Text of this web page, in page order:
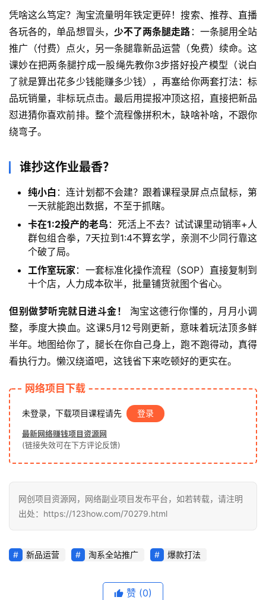
网
创
快
讯
赚
目
泡
网
福
凭啥这么笃定？淘宝流量明年铁定更碎！搜索、推荐、直播
各玩各的，单品想冒头， 少不了两条腿走路 ：一条腿用全站
推广（付费）点火，另一条腿靠新品运营（免费）续命。这
课妙在把两条腿拧成一股绳先教你3步搭好投产模型（说白
了就是算出花多少钱能赚多少钱），再塞给你两套打法：标
品玩销量，非标玩点击。最后用提报冲顶这招，直接把新品
怼进猜你喜欢前排。整个流程像拼积木，缺啥补啥，不跟你
绕弯子。
谁抄这作业最香？
纯小白 ：连计划都不会建？跟着课程录屏点点鼠标，第
一天就能跑出数据，不至于抓瞎。
卡在1:2投产的老鸟 ：死活上不去？试试课里动销率+人
群包组合拳，7天拉到1:4不算玄学，亲测不少同行靠这
个破了局。
工作室玩家：一套标准化操作流程（SOP）直接复制到
十个店，人力成本砍半，批量铺货就图个省心。
但别做梦听完就日进斗金！
淘宝这德行你懂的，月月小调
整，季度大换血。这课5月12号刚更新，意味着玩法顶多鲜
半年。地图给你了，腿长在你自己身上，跑不跑得动，真得
看执行力。懒汉绕道吧，这钱省下来吃顿好的更实在。
网络项目下载
未登录，下载项目课程请先 登录
最新网络赚钱项目资源网
(链接失效可在下方评论反馈)
网创项目资源网，网络副业项目发布平台，如若转载，请注明
出处：https://123how.com/70279.html
新品运营 淘系全站推广 爆款打法
赞 (0)